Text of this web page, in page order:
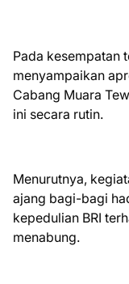
Pada kesempatan
menyampaikan
Cabang Muara
ini secara rutin.
Menurutnya,
ajang bagi-bagi
kepedulian BRI
menabung.